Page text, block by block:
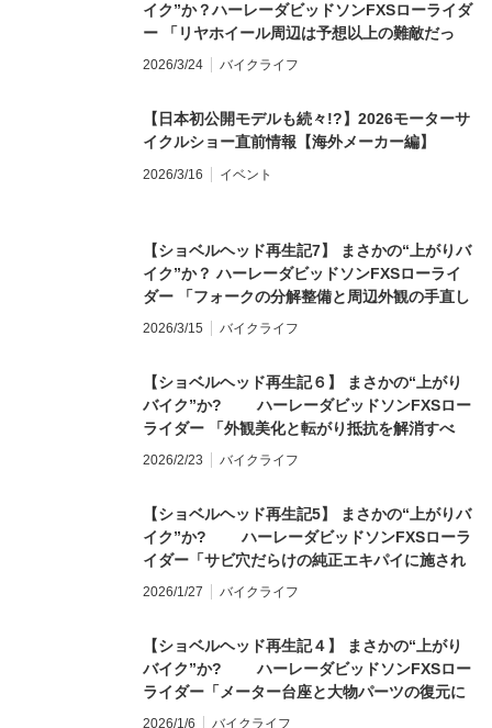
イク”か？ハーレーダビッドソンFXSローライダ
ー 「リヤホイール周辺は予想以上の難敵だっ
た。リヤホイール＆キャリパー等の分解と再
2026/3/24 バイクライフ
【日本初公開モデルも続々!?】2026モーターサ
イクルショー直前情報【海外メーカー編】
2026/3/16 イベント
【ショベルヘッド再生記7】 まさかの“上がりバ
イク”か？ ハーレーダビッドソンFXSローライ
ダー 「フォークの分解整備と周辺外観の手直し
を遂行せよ」
2026/3/15 バイクライフ
【ショベルヘッド再生記６】 まさかの“上がり
バイク”か? ハーレーダビッドソンFXSロー
ライダー 「外観美化と転がり抵抗を解消すべ
く、フロント周りの手入れ開始」
2026/2/23 バイクライフ
【ショベルヘッド再生記5】 まさかの“上がりバ
イク”か? ハーレーダビッドソンFXSローラ
イダー「サビ穴だらけの純正エキパイに施され
た“神治療”」
2026/1/27 バイクライフ
【ショベルヘッド再生記４】 まさかの“上がり
バイク”か? ハーレーダビッドソンFXSロー
ライダー「メーター台座と大物パーツの復元に
取り掛かかるのだ！」
2026/1/6 バイクライフ